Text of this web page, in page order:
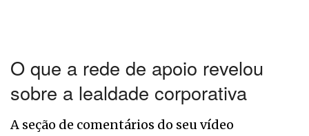
O que a rede de apoio revelou
sobre a lealdade corporativa
A seção de comentários do seu vídeo